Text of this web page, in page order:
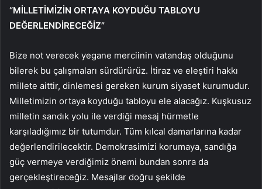
“MİLLETİMİZİN ORTAYA KOYDUĞU TABLOYU
DEĞERLENDİRECEĞİZ”
Bize not verecek yegane merciinin vatandaş olduğunu
bilerek bu çalışmaları sürdürürüz. İtiraz ve eleştiri hakkı
millete aittir, dinlemesi gereken kurum siyaset kurumudur.
Milletimizin ortaya koyduğu tabloyu ele alacağız. Kuşkusuz
milletin sandık yolu ile verdiği mesaj hürmetle
karşıladığımız bir tutumdur. Tüm kılcal damarlarına kadar
değerlendirilecektir. Demokrasimizi korumaya, sandığa
güç vermeye verdiğimiz önemi bundan sonra da
gerçekleştireceğiz. Mesajlar doğru şekilde